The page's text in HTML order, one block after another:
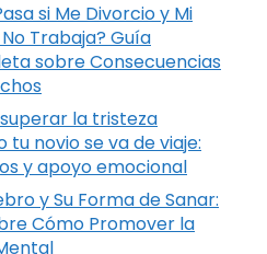
si Me Divorcio y Mi
Trabaja? Guía
sobre Consecuencias
la tristeza
tu novio se va de viaje:
y apoyo emocional
y Su Forma de Sanar:
Cómo Promover la